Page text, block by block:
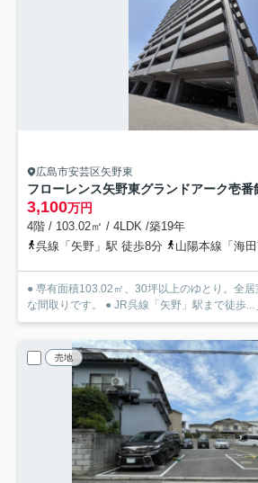
広島市安芸区矢野東
フローレンス矢野東グランドアーク壱番
3,100万円
4階 / 103.02㎡ / 4LDK /築19年
呉線「矢野」駅 徒歩8分
山陽本線「海
● 専有面積103.02㎡、30坪以上のゆとり。全
な間取りです。 ● JR呉線「矢野」駅まで徒歩...
売地